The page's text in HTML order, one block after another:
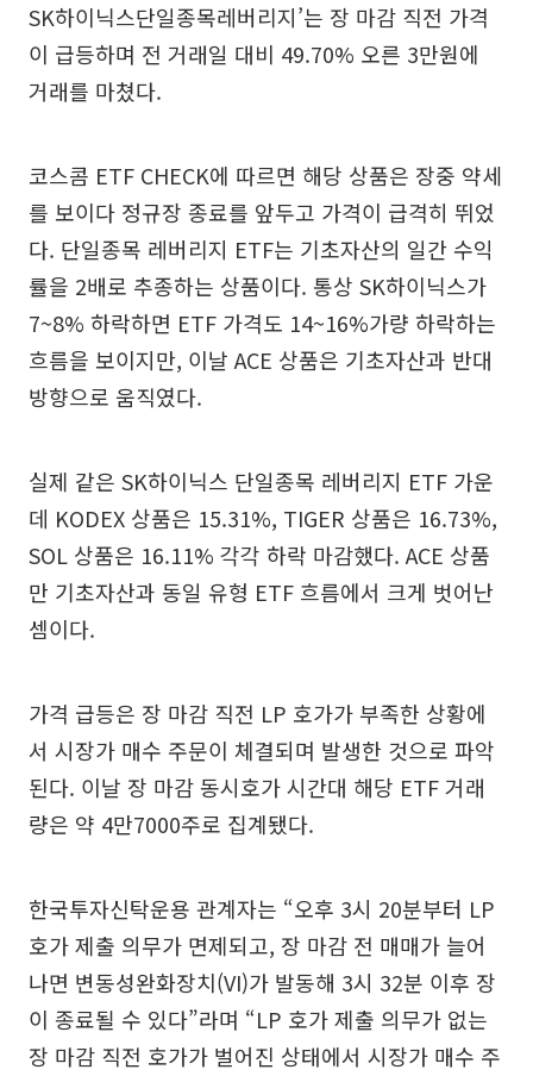
SK하이닉스단일종목레버리지’는 장 마감 직전 가격
이 급등하며 전 거래일 대비 49.70% 오른 3만원에
거래를 마쳤다.
코스콤 ETF CHECK에 따르면 해당 상품은 장중 약세
를 보이다 정규장 종료를 앞두고 가격이 급격히 뛰었
다. 단일종목 레버리지 ETF는 기초자산의 일간 수익
률을 2배로 추종하는 상품이다. 통상 SK하이닉스가
7~8% 하락하면 ETF 가격도 14~16%가량 하락하는
흐름을 보이지만, 이날 ACE 상품은 기초자산과 반대
방향으로 움직였다.
실제 같은 SK하이닉스 단일종목 레버리지 ETF 가운
데 KODEX 상품은 15.31%, TIGER 상품은 16.73%,
SOL 상품은 16.11% 각각 하락 마감했다. ACE 상품
만 기초자산과 동일 유형 ETF 흐름에서 크게 벗어난
셈이다.
가격 급등은 장 마감 직전 LP 호가가 부족한 상황에
서 시장가 매수 주문이 체결되며 발생한 것으로 파악
된다. 이날 장 마감 동시호가 시간대 해당 ETF 거래
량은 약 4만7000주로 집계됐다.
한국투자신탁운용 관계자는 “오후 3시 20분부터 LP
호가 제출 의무가 면제되고, 장 마감 전 매매가 늘어
나면 변동성완화장치(VI)가 발동해 3시 32분 이후 장
이 종료될 수 있다”라며 “LP 호가 제출 의무가 없는
장 마감 직전 호가가 벌어진 상태에서 시장가 매수 주